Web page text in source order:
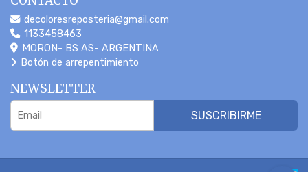
decoloresreposteria@gmail.com
1133458463
MORON- BS AS- ARGENTINA
Botón de arrepentimiento
NEWSLETTER
SUSCRIBIRME